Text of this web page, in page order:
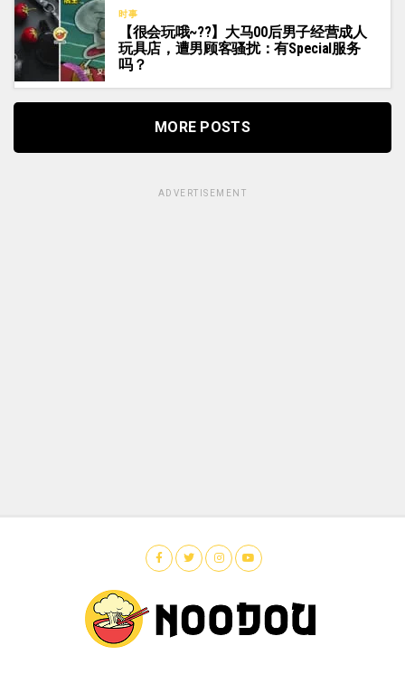
时事
【很会玩哦~??】大马00后男子经营成人
玩具店，遭男顾客骚扰：有Special服务
吗？
MORE POSTS
ADVERTISEMENT